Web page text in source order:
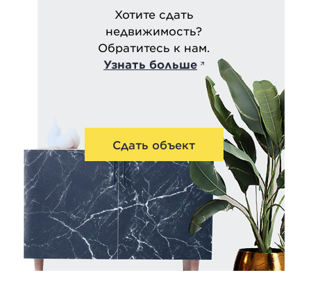
Хотите сдать
недвижимость?
Обратитесь к нам.
Узнать больше
Сдать объект